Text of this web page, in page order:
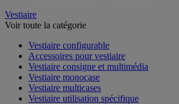
Vestiaire
Voir toute la catégorie
Vestiaire configurable
Accessoires pour vestiaire
Vestiaire consigne et multimédia
Vestiaire monocase
Vestiaire multicases
Vestiaire utilisation spécifique